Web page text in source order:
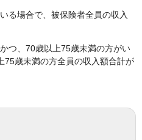
る場合で、被保険者全員の収入
つ、70歳以上75歳未満の方がい
75歳未満の方全員の収入額合計が